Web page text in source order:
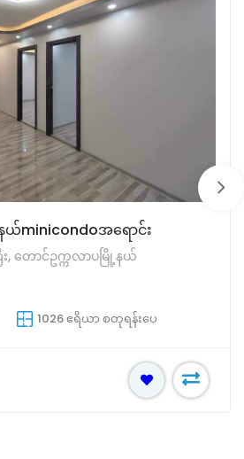
minicondoအရောင်း
, တောင်ဥက္ကလာပမြို့နယ်
1026 ဧရိယာ စတုရန်းပေ